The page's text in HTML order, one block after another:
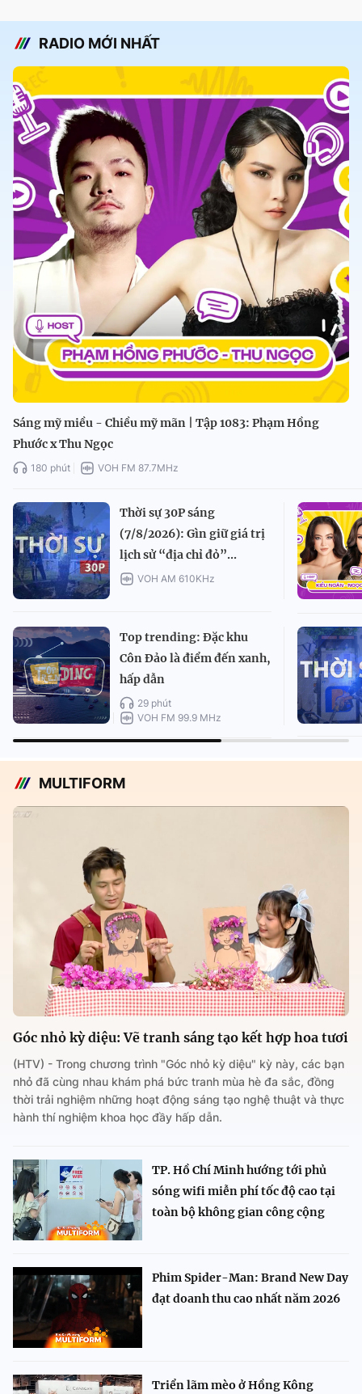
RADIO MỚI NHẤT
Sáng mỹ miều - Chiều mỹ mãn | Tập 1083: Phạm Hồng
Phước x Thu Ngọc
180 phút VOH FM 87.7MHz
Thời sự 30P sáng
(7/8/2026): Gìn giữ giá trị
lịch sử “địa chỉ đỏ”...
VOH AM 610KHz
Top trending: Đặc khu
Côn Đảo là điểm đến xanh,
hấp dẫn
29 phút
VOH FM 99.9 MHz
MULTIFORM
Góc nhỏ kỳ diệu: Vẽ tranh sáng tạo kết hợp hoa tươi
(HTV) - Trong chương trình "Góc nhỏ kỳ diệu" kỳ này, các bạn
nhỏ đã cùng nhau khám phá bức tranh mùa hè đa sắc, đồng
thời trải nghiệm những hoạt động sáng tạo nghệ thuật và thực
hành thí nghiệm khoa học đầy hấp dẫn.
TP. Hồ Chí Minh hướng tới phủ
sóng wifi miễn phí tốc độ cao tại
toàn bộ không gian công cộng
Phim Spider-Man: Brand New Day
đạt doanh thu cao nhất năm 2026
Triển lãm mèo ở Hồng Kông